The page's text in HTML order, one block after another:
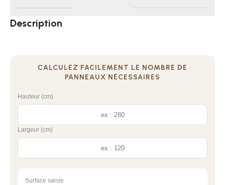
Description
CALCULEZ FACILEMENT LE NOMBRE DE
PANNEAUX NÉCESSAIRES
Hauteur (cm)
Largeur (cm)
Surface saisie